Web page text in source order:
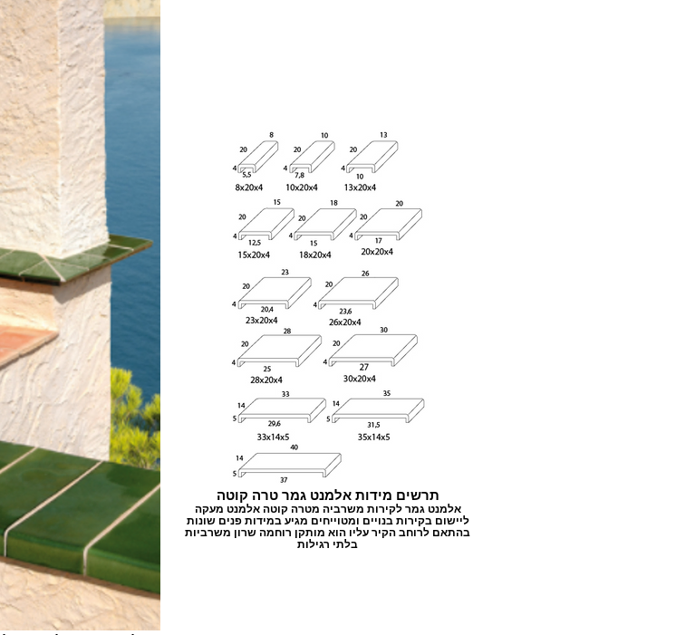
תרשים מידות אלמנט גמר טרה קוטה
אלמנט גמר לקירות משרביה מטרה קוטה אלמנט מעקה
ליישום בקירות בנויים ומטוייחים מגיע במידות פנים שונות
בהתאם לרוחב הקיר עליו הוא מותקן רוחמה שרון משרביות
בלתי רגילות